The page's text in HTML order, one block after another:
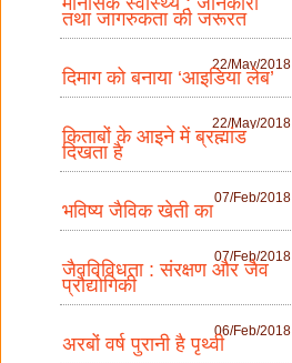
तथा जागरुकता की जरूरत
22/May/2018
दिमाग को बनाया ‘आइडिया लेब’
22/May/2018
किताबों के आइने में ब्रह्मांड
दिखता है
07/Feb/2018
भविष्य जैविक खेती का
07/Feb/2018
जैवविविधता : संरक्षण और जैव
प्रौद्योगिकी
06/Feb/2018
अरबों वर्ष पुरानी है पृथ्वी